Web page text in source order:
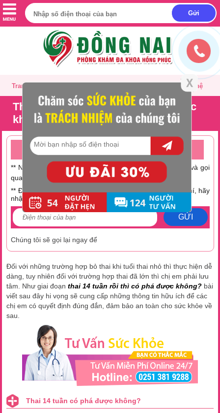
Trang chủ Liên hệ
Thai 14 tuần rồi thì có phá được
không?
TƯ VẤN ONLINE MIỄN PHÍ TRỰC TUYẾN 24/24
** Nếu không có thời gian trò chuyện hãy nhấc máy lên và gọi
qua số Hotline:
0251 882 9288
** Điện thoại bạn đang hết tiền hoặc muốn tiết kiệm chi phí, hãy
nhập số điện thoại tại đây:
GỬI
Chúng tôi sẽ gọi lại ngay để
Đối với những trường hợp bỏ thai khi tuổi thai nhỏ thì thực hiện dễ
dàng, tuy nhiên đối với trường hợp thai đã lớn thì chị em phải lưu
tâm. Như giai đoạnthai 14 tuần rồi thì có phá được không? bài
viết sau đây hi vọng sẽ cung cấp những thông tin hữu ích để các
chị em có quyết định đúng đắn, đảm bảo an toàn cho sức khỏe về
sau.
Thai 14 tuần có phá được không?